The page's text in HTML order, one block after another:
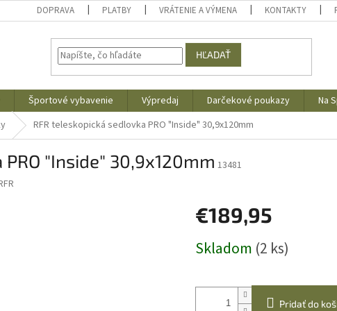
DOPRAVA PLATBY VRÁTENIE A VÝMENA KONTAKTY
HĽADAŤ
Športové vybavenie Výpredaj Darčekové poukazy Na
RFR teleskopická sedlovka PRO "Inside" 30,9x120mm
"Inside" 30,9x120mm 13481
€189,95
cena:
Skladom (2 ks)
Pridať do